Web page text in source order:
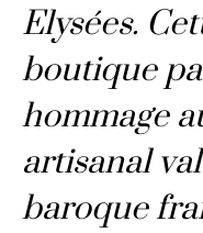
Elysées.
boutique
hommage
artisanal
baroque